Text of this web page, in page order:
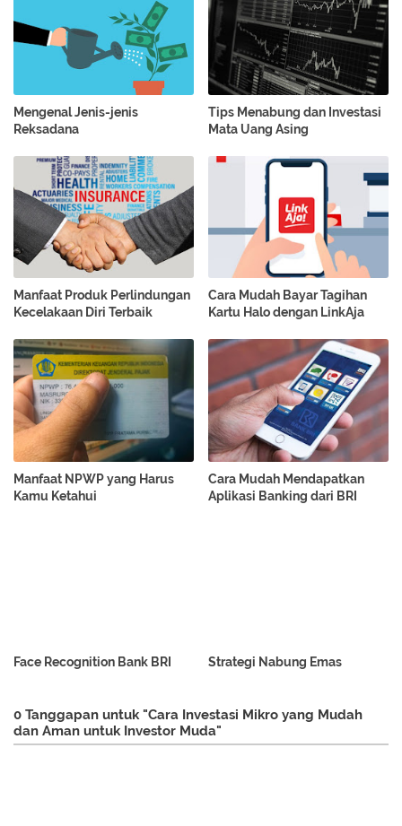
Mengenal Jenis-jenis
Reksadana
Tips Menabung dan Investasi
Mata Uang Asing
Manfaat Produk Perlindungan
Kecelakaan Diri Terbaik
Cara Mudah Bayar Tagihan
Kartu Halo dengan LinkAja
Manfaat NPWP yang Harus
Kamu Ketahui
Cara Mudah Mendapatkan
Aplikasi Banking dari BRI
Face Recognition Bank BRI Strategi Nabung Emas
0 Tanggapan untuk "Cara Investasi Mikro yang Mudah
dan Aman untuk Investor Muda"